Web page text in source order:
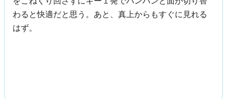
わると快適だと思う。あと、真上からもすぐに見れる
はず。